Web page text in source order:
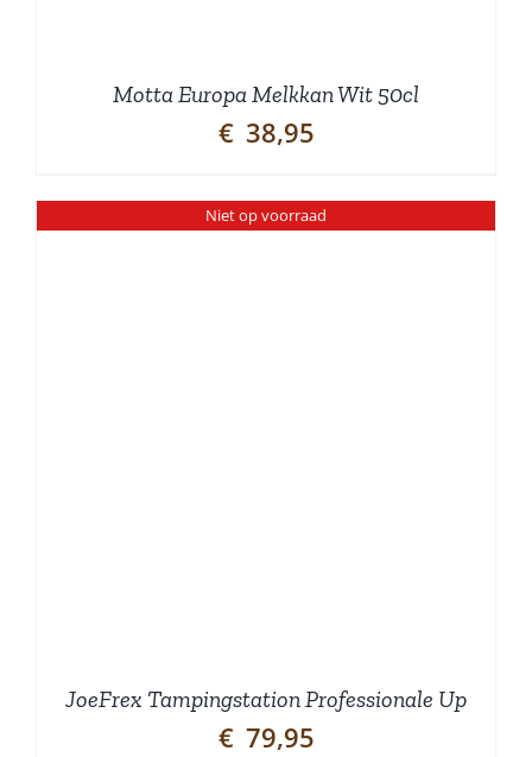
Motta Europa Melkkan Wit 50cl
€ 38,95
Niet op voorraad
JoeFrex Tampingstation Professionale Up
€ 79,95